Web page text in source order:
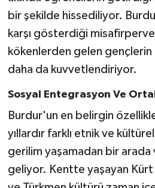
bir şekilde hissediliyor.
karşı gösterdiği
kökenlerden gelen gençlerin
daha da kuvvetlendiriyor.
Sosyal Entegrasyon Ve
Burdur'un en belirgin
yıllardır farklı etnik ve
gerilim yaşamadan bir arada
geliyor. Kentte yaşayan Kürt